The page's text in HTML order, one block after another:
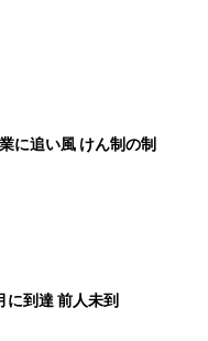
に追い風 けん制の制
に到達 前人未到